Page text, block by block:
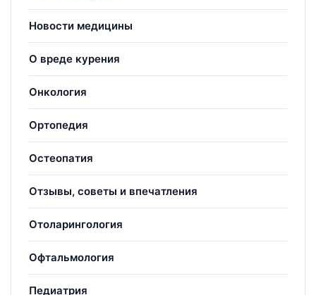
Новости медицины
О вреде курения
Онкология
Ортопедия
Остеопатия
Отзывы, советы и впечатления
Отоларингология
Офтальмология
Педиатрия